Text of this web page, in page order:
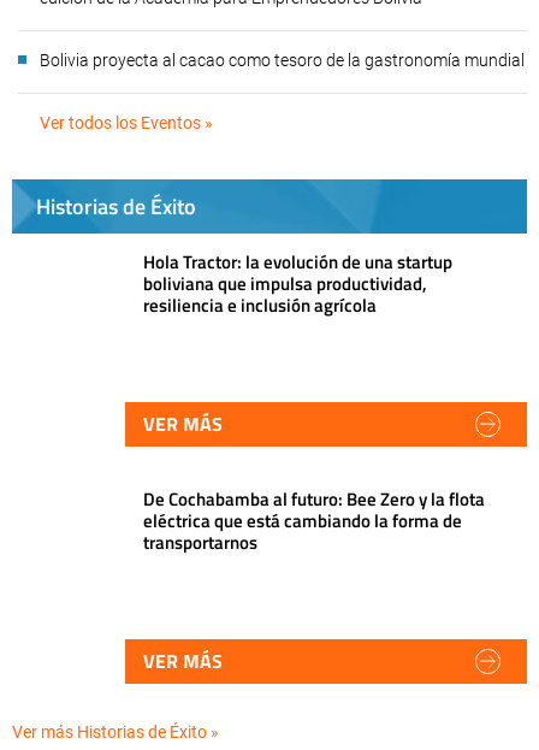
Bolivia proyecta al cacao como tesoro de la gastronomía mundial
Ver todos los Eventos »
Historias de Éxito
Hola Tractor: la evolución de una startup
boliviana que impulsa productividad,
resiliencia e inclusión agrícola
VER MÁS
De Cochabamba al futuro: Bee Zero y la flota
eléctrica que está cambiando la forma de
transportarnos
VER MÁS
Ver más Historias de Éxito »